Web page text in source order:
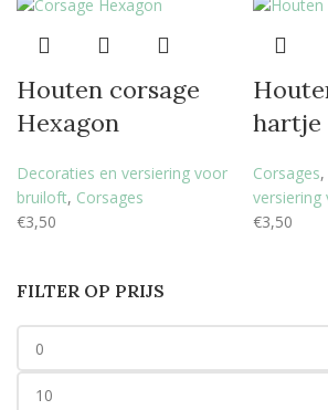
FILTER OP PRIJS
Houten corsage
Hexagon
Decoraties en versiering voor
bruiloft, Corsages
€3,50
hartje
Corsages,
€3,50